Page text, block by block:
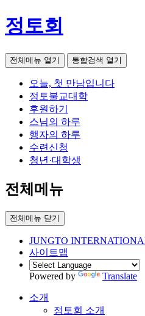
정토회
전체메뉴 열기 통합검색 열기
오늘, 첫 만남입니다
정토불교대학
후원하기
스님의 하루
행자의 하루
수련신청
청년·대학생
전체메뉴
전체메뉴 닫기
JUNGTO
사이트맵
Powered by Translate
소개
정토회 소개